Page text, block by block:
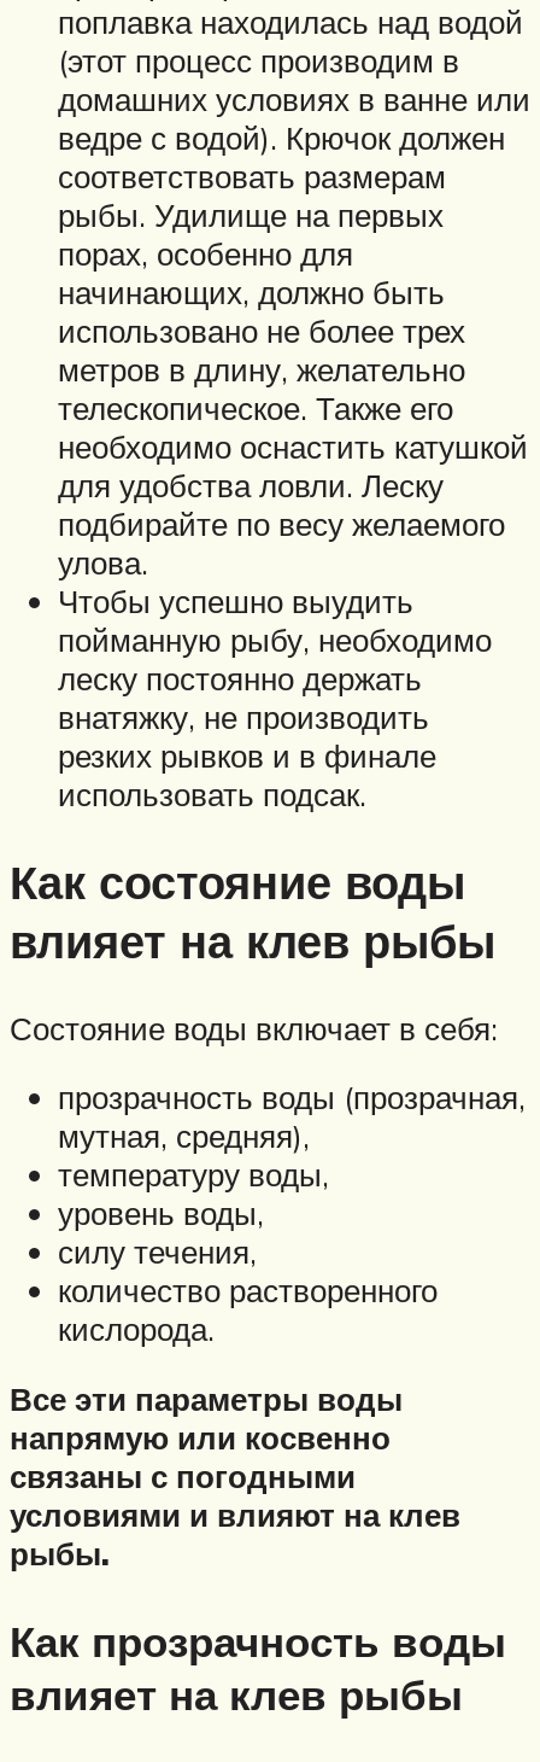
поплавка находилась над водой
(этот процесс производим в
домашних условиях в ванне или
ведре с водой). Крючок должен
соответствовать размерам
рыбы. Удилище на первых
порах, особенно для
начинающих, должно быть
использовано не более трех
метров в длину, желательно
телескопическое. Также его
необходимо оснастить катушкой
для удобства ловли. Леску
подбирайте по весу желаемого
улова.
Чтобы успешно выудить
пойманную рыбу, необходимо
леску постоянно держать
внатяжку, не производить
резких рывков и в финале
использовать подсак.
Как состояние воды
влияет на клев рыбы
Состояние воды включает в себя:
прозрачность воды (прозрачная,
мутная, средняя),
температуру воды,
уровень воды,
силу течения,
количество растворенного
кислорода.
Все эти параметры воды
напрямую или косвенно
связаны с погодными
условиями и влияют на клев
рыбы.
Как прозрачность воды
влияет на клев рыбы